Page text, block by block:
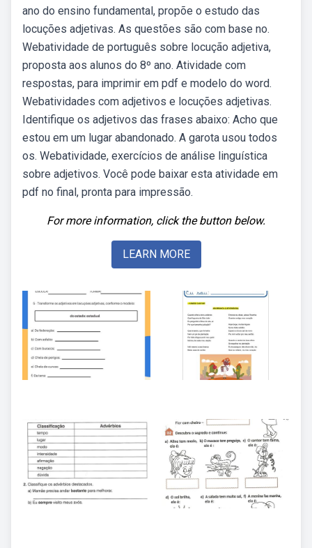
ano do ensino fundamental, propõe o estudo das
locuções adjetivas. As questões são com base no.
Webatividade de português sobre locução adjetiva,
proposta aos alunos do 8º ano. Atividade com
respostas, para imprimir em pdf e modelo do word.
Webatividades com adjetivos e locuções adjetivas.
Identifique os adjetivos das frases abaixo: Acho que
estou em um lugar abandonado. A garota usou todos
os. Webatividade, exercícios de análise linguística
sobre adjetivos. Você pode baixar esta atividade em
pdf no final, pronta para impressão.
For more information, click the button below.
LEARN MORE